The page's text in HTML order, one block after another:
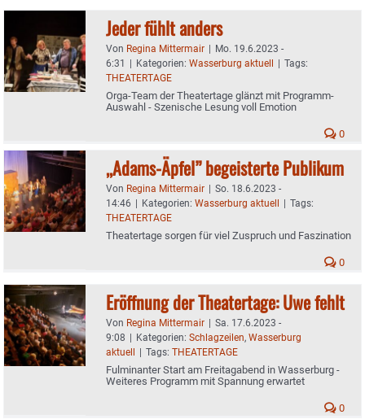
Jeder fühlt anders
Von Regina Mittermair | Mo. 19.6.2023 -
6:31 | Kategorien: Wasserburg aktuell | Tags:
THEATERTAGE
Orga-Team der Theatertage glänzt mit Programm-
Auswahl - Szenische Lesung voll Emotion
0
,,Adams-Äpfel” begeisterte Publikum
Von Regina Mittermair | So. 18.6.2023 -
14:46 | Kategorien: Wasserburg aktuell | Tags:
THEATERTAGE
Theatertage sorgen für viel Zuspruch und Faszination
0
Eröffnung der Theatertage: Uwe fehlt
Von Regina Mittermair | Sa. 17.6.2023 -
9:08 | Kategorien: Schlagzeilen, Wasserburg
aktuell | Tags: THEATERTAGE
Fulminanter Start am Freitagabend in Wasserburg -
Weiteres Programm mit Spannung erwartet
0